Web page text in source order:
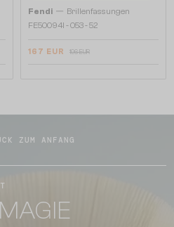
Fendi — Brillenfassungen
FE50094I - 053 - 52
167 EUR 196 EUR
ZUM ANFANG